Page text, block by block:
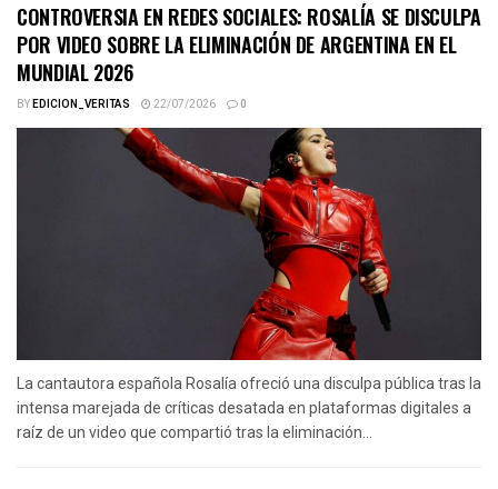
CONTROVERSIA EN REDES SOCIALES: ROSALÍA SE DISCULPA
POR VIDEO SOBRE LA ELIMINACIÓN DE ARGENTINA EN EL
MUNDIAL 2026
BYEDICION_VERITAS 22/07/2026 0
La cantautora española Rosalía ofreció una disculpa pública tras la
intensa marejada de críticas desatada en plataformas digitales a
raíz de un video que compartió tras la eliminación...